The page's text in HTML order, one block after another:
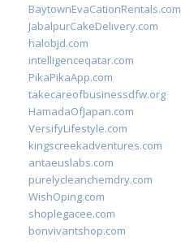
BaytownEvaCationRentals.com
JabalpurCakeDelivery.com
halobjd.com
intelligenceqatar.com
PikaPikaApp.com
takecareofbusinessdfw.org
HamadaOfJapan.com
VersifyLifestyle.com
kingscreekadventures.com
antaeuslabs.com
purelycleanchemdry.com
WishOping.com
shoplegacee.com
bonvivantshop.com